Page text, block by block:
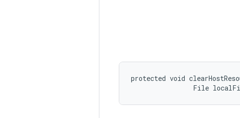
protected void
File